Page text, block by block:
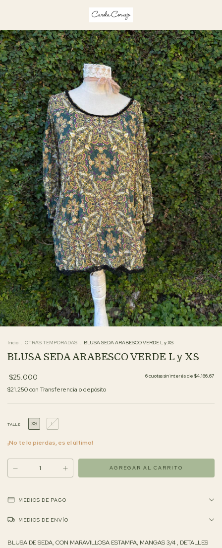
Inicio . OTRAS TEMPORADAS . BLUSA SEDA ARABESCO VERDE L y XS
BLUSA SEDA ARABESCO VERDE L y XS
$25.000 6cuotas sin interés de $4.166,67
$21.250con Transferencia o depósito
TALLE XS L
¡No te lo pierdas, es el último!
MEDIOS DE PAGO
MEDIOS DE ENVÍO
BLUSA DE SEDA, CON MARAVILLOSA ESTAMPA, MANGAS 3/4 , DETALLES